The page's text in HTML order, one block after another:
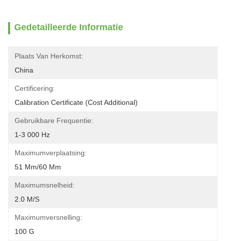
Gedetailleerde Informatie
Plaats Van Herkomst:
China
Certificering:
Calibration Certificate (Cost Additional)
Gebruikbare Frequentie:
1-3 000 Hz
Maximumverplaatsing:
51 Mm/60 Mm
Maximumsnelheid:
2.0 M/s
Maximumversnelling:
100 G